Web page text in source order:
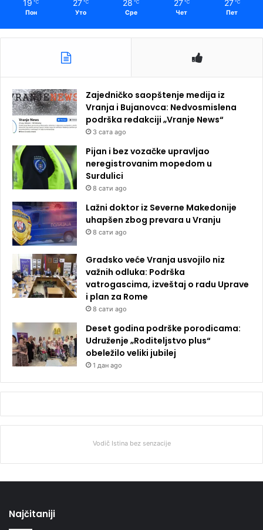
19 ℃
Пон
27 ℃
Уто
28 ℃
Сре
27 ℃
Чет
27 ℃
Пет
Zajedničko saopštenje medija iz
Vranja i Bujanovca: Nedvosmislena
podrška redakciji „Vranje News“
3 сата ago
Pijan i bez vozačke upravljao
neregistrovanim mopedom u
Surdulici
8 сати ago
Lažni doktor iz Severne Makedonije
uhapšen zbog prevara u Vranju
8 сати ago
Gradsko veće Vranja usvojilo niz
važnih odluka: Podrška
vatrogascima, izveštaj o radu Uprave
i plan za Rome
8 сати ago
Deset godina podrške porodicama:
Udruženje „Roditeljstvo plus“
obeležilo veliki jubilej
1 дан ago
Vodič Istina bez senzacije
Najčitaniji